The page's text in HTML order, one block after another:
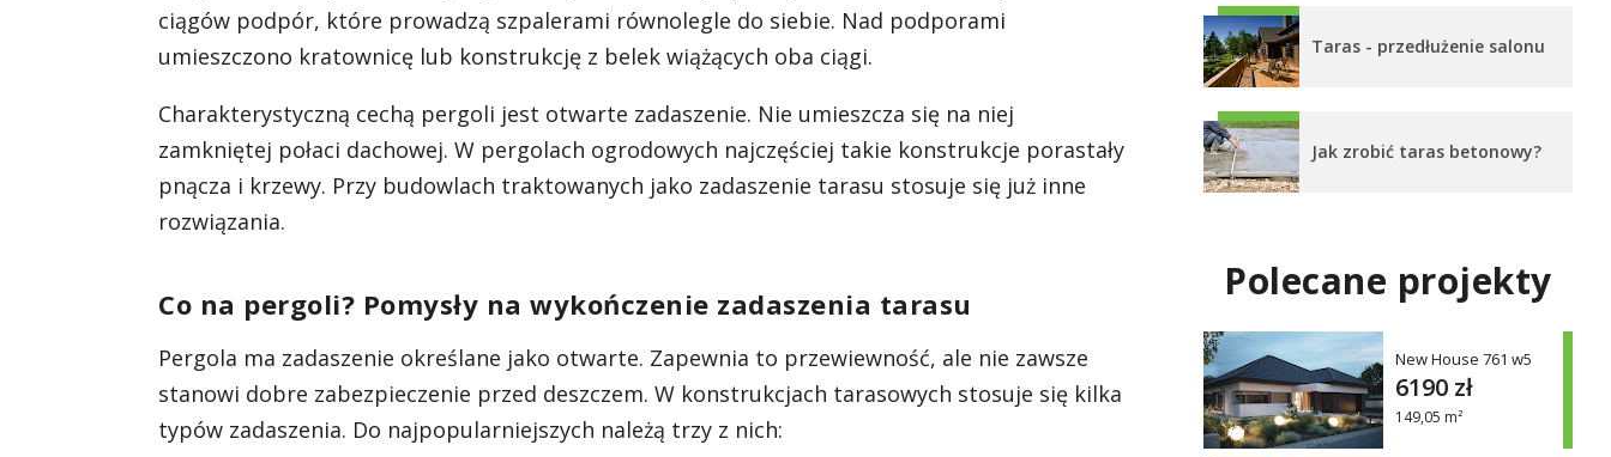
ciągów podpór, które prowadzą szpalerami równolegle do siebie. Nad podporami
umieszczono kratownicę lub konstrukcję z belek wiążących oba ciągi.
Charakterystyczną cechą pergoli jest otwarte zadaszenie. Nie umieszcza się na niej
zamkniętej połaci dachowej. W pergolach ogrodowych najczęściej takie konstrukcje porastały
pnącza i krzewy. Przy budowlach traktowanych jako zadaszenie tarasu stosuje się już inne
rozwiązania.
Co na pergoli? Pomysły na wykończenie zadaszenia tarasu
Pergola ma zadaszenie określane jako otwarte. Zapewnia to przewiewność, ale nie zawsze
stanowi dobre zabezpieczenie przed deszczem. W konstrukcjach tarasowych stosuje się kilka
typów zadaszenia. Do najpopularniejszych należą trzy z nich:
Taras - przedłużenie salonu
Jak zrobić taras betonowy?
Polecane projekty
New House 761 w5
149,05 m²
6190 zł